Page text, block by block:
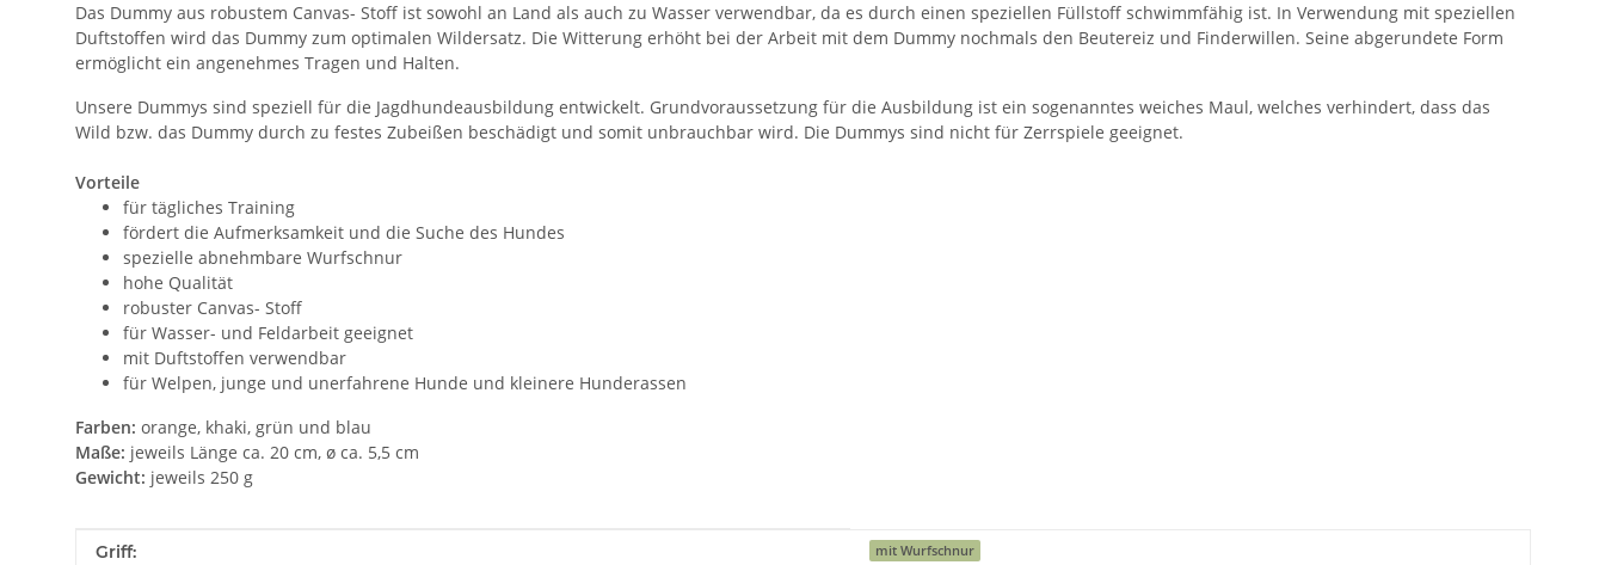
Das Dummy aus robustem Canvas- Stoff ist sowohl an Land als auch zu Wasser verwendbar, da es durch einen speziellen Füllstoff schwimmfähig ist. In Verwendung mit speziellen
Duftstoffen wird das Dummy zum optimalen Wildersatz. Die Witterung erhöht bei der Arbeit mit dem Dummy nochmals den Beutereiz und Finderwillen. Seine abgerundete Form
ermöglicht ein angenehmes Tragen und Halten.
Unsere Dummys sind speziell für die Jagdhundeausbildung entwickelt. Grundvoraussetzung für die Ausbildung ist ein sogenanntes weiches Maul, welches verhindert, dass das
Wild bzw. das Dummy durch zu festes Zubeißen beschädigt und somit unbrauchbar wird. Die Dummys sind nicht für Zerrspiele geeignet.
Vorteile
für tägliches Training
fördert die Aufmerksamkeit und die Suche des Hundes
spezielle abnehmbare Wurfschnur
hohe Qualität
robuster Canvas- Stoff
für Wasser- und Feldarbeit geeignet
mit Duftstoffen verwendbar
für Welpen, junge und unerfahrene Hunde und kleinere Hunderassen
Farben: orange, khaki, grün und blau
Maße: jeweils Länge ca. 20 cm, ø ca. 5,5 cm
Gewicht: jeweils 250 g
Produkteigenschaft
Wert
Griff: mit Wurfschnur